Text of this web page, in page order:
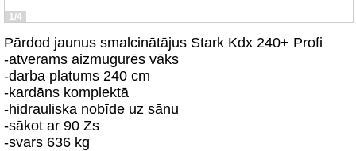
1/4
Pārdod jaunus smalcinātājus Stark Kdx 240+ Profi
-atverams aizmugurēs vāks
-darba platums 240 cm
-kardāns komplektā
-hidrauliska nobīde uz sānu
-sākot ar 90 Zs
-svars 636 kg